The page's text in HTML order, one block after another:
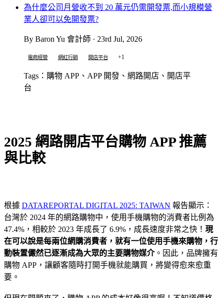
為什麼公司月營收不到 20 萬元仍需開發票,而小規模營
業人卻可以免開發票?
By Baron Yu 會計師 · 23rd Jul, 2026
電商經營 網紅行銷 開店平台 +1
Tags：購物 APP、APP 開發、網路開店、開店平
台
2025 網路開店平台購物 APP 推薦
與比較
根據 DATAREPORTAL DIGITAL 2025: TAIWAN 報告顯示：
台灣於 2024 年的網路購物中，使用手機購物的消費者比例為
47.4%，相較於 2023 年成長了 6.9%，成長速度非常之快！ 現
在可以說是每兩位網購消費者，就有一位使用手機來購物，行
動裝置儼然已逐漸成為大眾的主要購物媒介。因此，品牌擁有
購物 APP，讓顧客隨時打開手機就能購買，將變得愈來愈重
要。